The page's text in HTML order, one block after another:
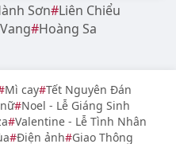
Sơn Liên Chiểu
Hoàng Sa
Mì cay Tết Nguyên Đán
Noel - Lễ Giáng Sinh
Valentine - Lễ Tình Nhân
Điện ảnh Giao Thông